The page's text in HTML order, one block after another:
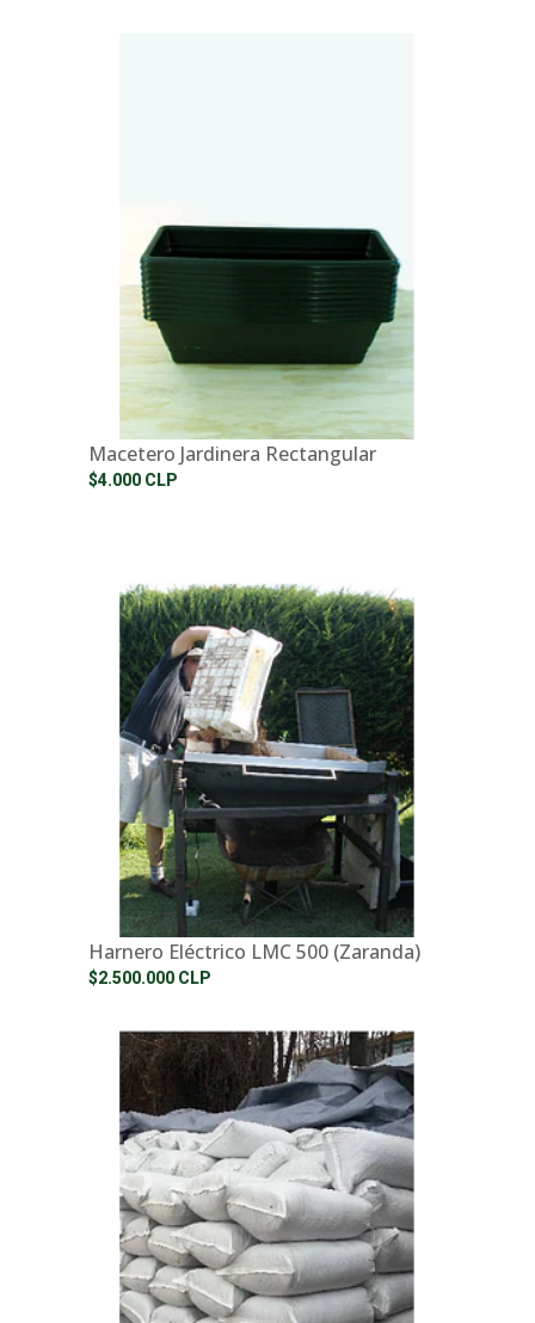
Macetero Jardinera Rectangular
$4.000 CLP
Harnero Eléctrico LMC 500 (Zaranda)
$2.500.000 CLP